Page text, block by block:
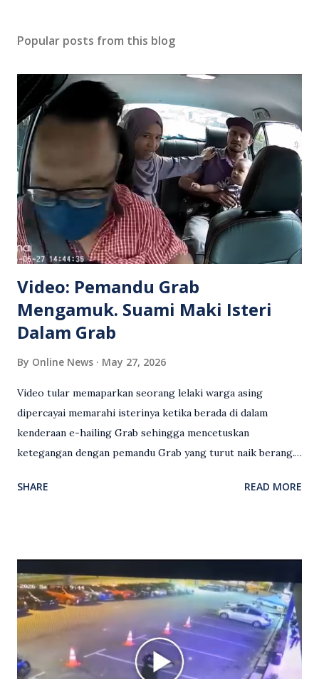
Popular posts from this blog
Video: Pemandu Grab
Mengamuk. Suami Maki Isteri
Dalam Grab
By Online News May 27, 2026
Video tular memaparkan seorang lelaki warga asing
dipercayai memarahi isterinya ketika berada di dalam
kenderaan e-hailing Grab sehingga mencetuskan
ketegangan dengan pemandu Grab yang turut naik berang.
antara seorang lelaki warga asing dengan pemandu Grab
Grab bertindak mempertahankan wanita terbabit sebelum
berlaku pertikaman lidah antara kedua-dua pihak. Video
berkenaan kini tular di media sosial dan mendapat pelbagai
reaksi orang ramai. Antara komen orang awam yang tular di
media sosial mengenai insiden tersebut ialah ramai yang
meluahkan rasa marah terhadap tindakan lelaki berkenaan
SHARE READ MORE